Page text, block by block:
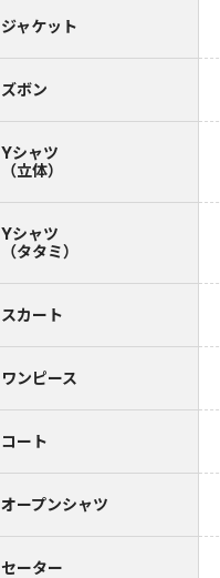
ジャケット
ズボン
Yシャツ
（立体）
Yシャツ
（タタミ）
スカート
ワンピース
コート
オープンシャツ
セーター